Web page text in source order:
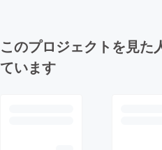
このプロジェクトを見た
ています